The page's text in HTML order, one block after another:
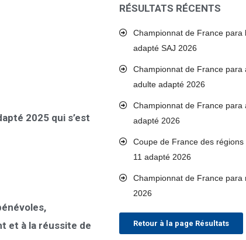
2025 qui s’est
et à la réussite de
RÉSULTATS RÉCENTS
Championnat de France para
adapté SAJ 2026
Championnat de France para
adulte adapté 2026
Championnat de France para
adapté 2026
Coupe de France des régions
11 adapté 2026
Championnat de France para
2026
Retour à la page Résultats